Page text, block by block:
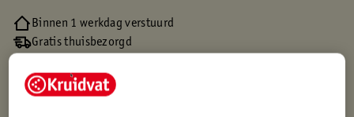
Binnen 1 werkdag verstuurd
Gratis thuisbezorgd
Gratis punten met je Kruidvat kaart